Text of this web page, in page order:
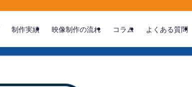
制作実績 映像制作の流れ コラム よくある質問